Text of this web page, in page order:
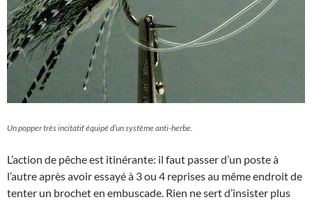
Un popper très incitatif équipé d’un système anti-herbe.
L’action de pêche est itinérante: il faut passer d’un poste à
l’autre après avoir essayé à 3 ou 4 reprises au même endroit de
tenter un brochet en embuscade. Rien ne sert d’insister plus